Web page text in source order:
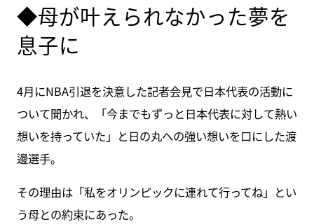
◆母が叶えられなかった夢を
息子に
4月にNBA引退を決意した記者会見で日本代表の活動に
ついて聞かれ、「今までもずっと日本代表に対して熱い
想いを持っていた」と日の丸への強い想いを口にした渡
邊選手。
その理由は「私をオリンピックに連れて行ってね」とい
う母との約束にあった。